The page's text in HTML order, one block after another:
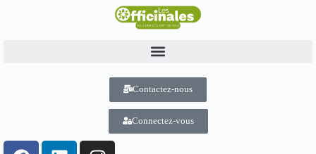
Contactez-nous
Connectez-vous